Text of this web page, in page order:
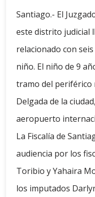
Santiago.- El
este distrito judicial
relacionado con
niño. El niño de 9
tramo del periférico
Delgada de la
aeropuerto
La Fiscalía de
audiencia por los
Toribio y Yahaira
los imputados